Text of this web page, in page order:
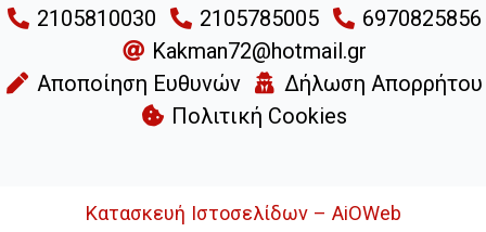
2105810030
2105785005
6970825856
Kakman72@hotmail.gr
Αποποίηση Ευθυνών
Δήλωση Απορρήτου
Πολιτική Cookies
Κατασκευή Ιστοσελίδων – AiOWeb